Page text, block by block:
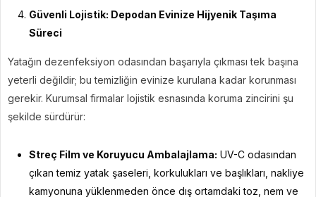
Güvenli Lojistik: Depodan Evinize Hijyenik Taşıma
Süreci
Yatağın dezenfeksiyon odasından başarıyla çıkması tek başına
yeterli değildir; bu temizliğin evinize kurulana kadar korunması
gerekir. Kurumsal firmalar lojistik esnasında koruma zincirini şu
şekilde sürdürür:
Streç Film ve Koruyucu Ambalajlama: UV-C odasından
çıkan temiz yatak şaseleri, korkulukları ve başlıkları, nakliye
kamyonuna yüklenmeden önce dış ortamdaki toz, nem ve